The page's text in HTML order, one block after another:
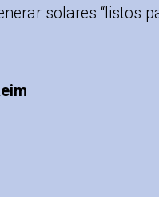
solares “listos